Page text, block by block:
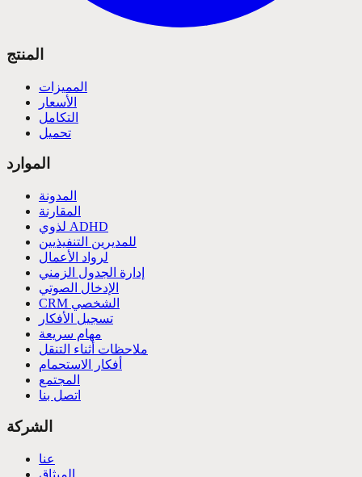
المنتج
المميزات
الأسعار
التكامل
تحميل
الموارد
المدونة
المقارنة
لذوي ADHD
للمديرين التنفيذيين
لرواد الأعمال
إدارة الجدول الزمني
الإدخال الصوتي
CRM الشخصي
تسجيل الأفكار
مهام سريعة
ملاحظات أثناء التنقل
أفكار الاستحمام
المجتمع
اتصل بنا
الشركة
عنا
الميثاق